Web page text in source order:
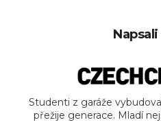
Napsali
Studenti z garáže
přežije generace. Mladí